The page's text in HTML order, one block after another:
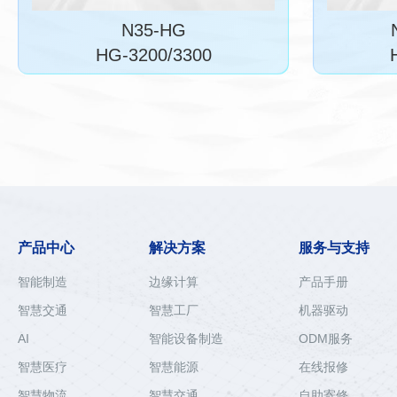
N35-HG
HG-3200/3300
产品中心
智能制造
智慧交通
AI
智慧医疗
解决方案
边缘计算
智慧工厂
智能设备制造
智慧能源
服务与支持
产品手册
机器驱动
ODM服务
在线报修